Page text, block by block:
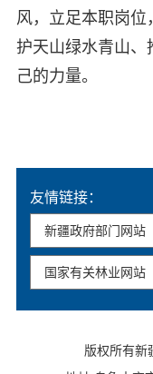
风，立足本职岗位
护天山绿水青山、
己的力量。​
友情链接：
版权所有新